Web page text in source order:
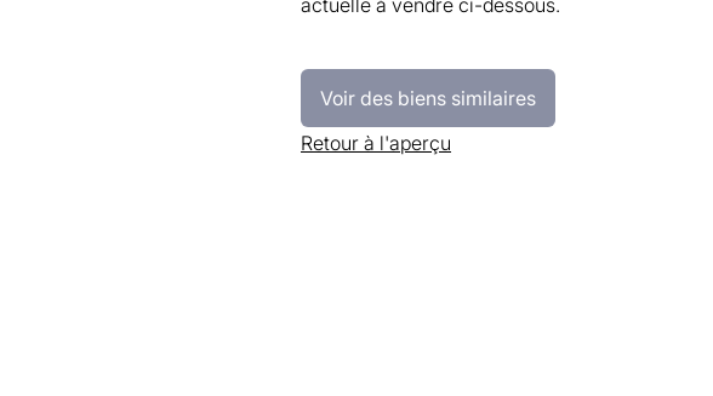
actuelle à vendre ci-dessous.
Voir des biens similaires
Retour à l'aperçu